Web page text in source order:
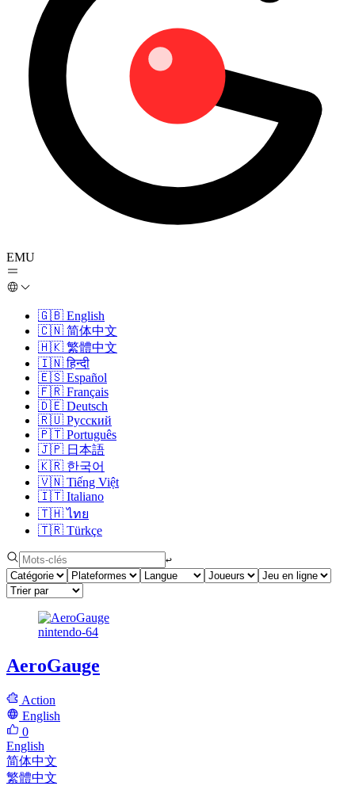
EMU
🇬🇧 English
🇨🇳 简体中文
🇭🇰 繁體中文
🇮🇳 हिन्दी
🇪🇸 Español
🇫🇷 Français
🇩🇪 Deutsch
🇷🇺 Русский
🇵🇹 Português
🇯🇵 日本語
🇰🇷 한국어
🇻🇳 Tiếng Việt
🇮🇹 Italiano
🇹🇭 ไทย
🇹🇷 Türkçe
↩︎
nintendo-64
AeroGauge
Action
English
0
English
简体中文
繁體中文